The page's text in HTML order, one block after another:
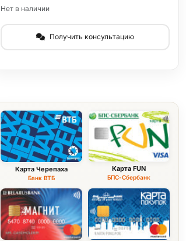
Нет в наличии
Получить консультацию
Карта Черепаха
Банк ВТБ
Карта FUN
БПС-Сбербанк